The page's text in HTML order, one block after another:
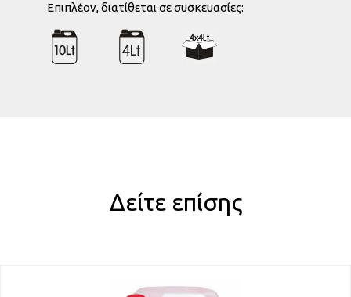
Eπιπλέον, διατίθεται σε συσκευασίες:
Δείτε επίσης